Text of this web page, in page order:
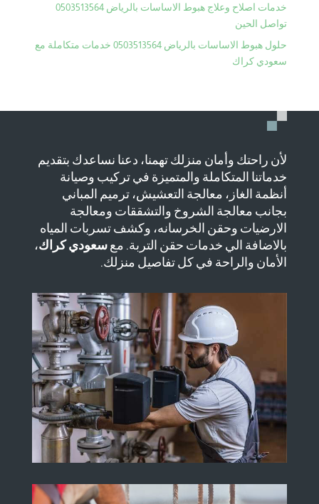
خدمات اصلاح وعلاج هبوط الاساسات بالرياض 0503513564
تواصل الحين
حلول هبوط الاساسات بالرياض 0503513564 خدمات متكاملة مع
سعودي كراك
لأن راحتك وأمان منزلك تهمنا، دعنا نساعدك بتقديم
خدماتنا المتكاملة والمتميزة في تركيب وصيانة
أنظمة الغاز، معالجة التعشيش، ترميم المباني
بجانب معالجة الشروخ والتشققات ومعالجة
الارضيات وحقن الخرسانه، وكشف تسربات المياه
بالاضافة الي خدمات حقن التربة. مع سعودي كراك،
الأمان والراحة في كل تفاصيل منزلك.